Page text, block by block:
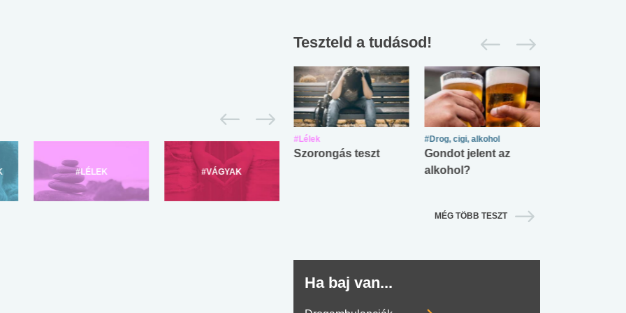
#LÉLEK #VÁGYAK #DROG, CIGI, ALKOHOL
Teszteld a tudásod!
#Suli, munka
nyelvvizsga teszt -
No.42
#Suli, munka
Internet-függőség
teszt
#Lélek
Szorongás teszt
#Drog, cigi, alkohol
Gondot jelent az
alkohol?
MÉG TÖBB TESZT
Ha baj van...